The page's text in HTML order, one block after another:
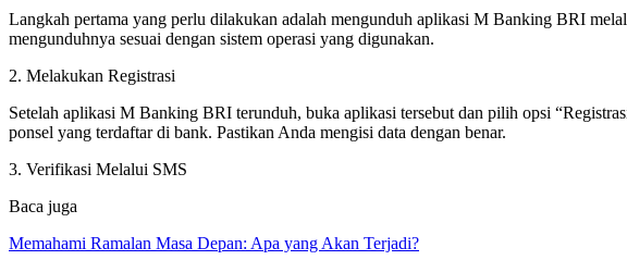
Langkah pertama yang perlu dilakukan adalah mengunduh aplikasi M Banking BRI
mengunduhnya sesuai dengan sistem operasi yang digunakan.
2. Melakukan Registrasi
Setelah aplikasi M Banking BRI terunduh, buka aplikasi tersebut dan pilih opsi
ponsel yang terdaftar di bank. Pastikan Anda mengisi data dengan benar.
3. Verifikasi Melalui SMS
Baca juga
Memahami Ramalan Masa Depan: Apa yang Akan Terjadi?